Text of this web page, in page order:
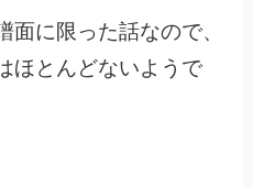
面に限った話なので、
ほとんどないようで